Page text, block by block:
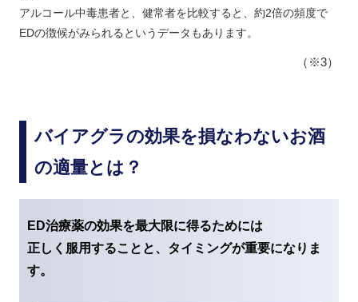
アルコール中毒患者と、健常者を比較すると、約2倍の頻度で
EDの徴候がみられるというデータもあります。
（※3）
バイアグラの効果を損なわないお酒
の適量とは？
ED治療薬の効果を最大限に得るためには
正しく服用することと、タイミングが重要になりま
す。